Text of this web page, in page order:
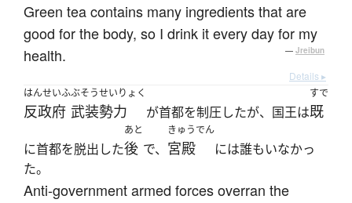
Green tea contains many ingredients that are
good for the body, so I drink it every day for my
health.
— Jreibun
Details ▸
はんせいふ
反政府
ぶそう
武装
せいりょく
勢力 が首都を制圧したが、国王は
すで
既
に首都を脱出した
あと
後 で、
きゅうでん
宮殿
には誰もいなかっ
た。
Anti-government armed forces overran the